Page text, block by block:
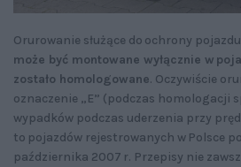
Orurowanie służące do ochrony
może być montowane wyłącznie w
zostało homologowane. Oczywiście
oznaczenie „E” (podczas homologacji
wypadków podczas uderzenia przy
to pojazdów rejestrowanych w Polsce
października 2007 r. Przepisy nie